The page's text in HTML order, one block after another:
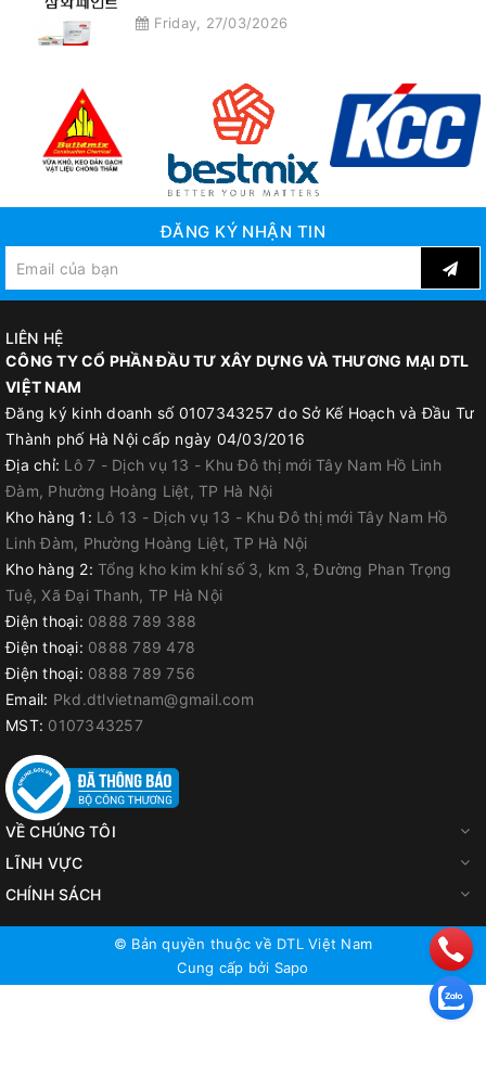
Friday, 27/03/2026
ĐĂNG KÝ NHẬN TIN
LIÊN HỆ
CÔNG TY CỔ PHẦN ĐẦU TƯ XÂY DỰNG VÀ THƯƠNG MẠI DTL
VIỆT NAM
Đăng ký kinh doanh số 0107343257 do Sở Kế Hoạch và Đầu Tư
Thành phố Hà Nội cấp ngày 04/03/2016
Địa chỉ: Lô 7 - Dịch vụ 13 - Khu Đô thị mới Tây Nam Hồ Linh
Đàm, Phường Hoàng Liệt, TP Hà Nội
Kho hàng 1: Lô 13 - Dịch vụ 13 - Khu Đô thị mới Tây Nam Hồ
Linh Đàm, Phường Hoàng Liệt, TP Hà Nội
Kho hàng 2: Tổng kho kim khí số 3, km 3, Đường Phan Trọng
Tuệ, Xã Đại Thanh, TP Hà Nội
Điện thoại: 0888 789 388
Điện thoại: 0888 789 478
Điện thoại: 0888 789 756
Email: Pkd.dtlvietnam@gmail.com
MST: 0107343257
VỀ CHÚNG TÔI
LĨNH VỰC
CHÍNH SÁCH
© Bản quyền thuộc về DTL Việt Nam
Cung cấp bởi Sapo